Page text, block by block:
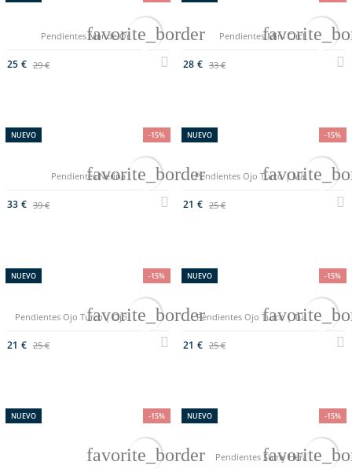
Pendientes Mar de Oro
25 € 29 €
favorite_border Pendientes Mini Circle
28 € 33 €
-15%
NUEVO
Pendientes Nerina
33 € 39 €
favorite_border
-15%
NUEVO
Pendientes Ojo Turco | Malaquita
21 € 25 €
-15%
NUEVO
Pendientes Ojo Turco | Ojo de Tigre
21 € 25 €
favorite_border
-15%
NUEVO
Pendientes Ojo Turco | Turquesa
21 € 25 €
-15%
NUEVO
favorite_border
-15%
NUEVO
Pendientes Shiny Herart